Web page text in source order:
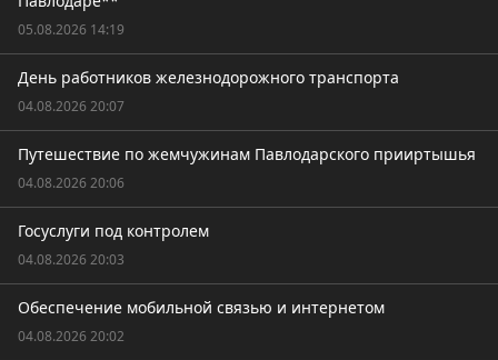
05.08.2026 14:19
День работников железнодорожного транспорта
04.08.2026 20:07
Путешествие по жемчужинам Павлодарского прииртышья
04.08.2026 20:06
Госуслуги под контролем
04.08.2026 20:03
Обеспечение мобильной связью и интернетом
04.08.2026 20:02